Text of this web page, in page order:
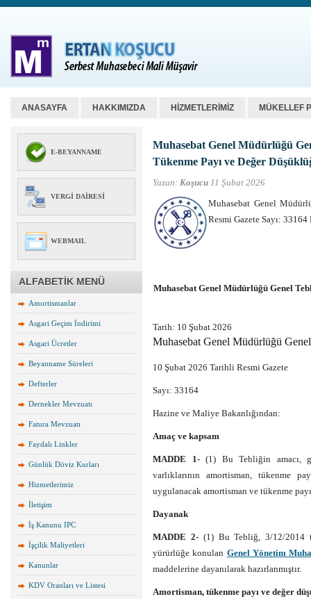
ANASAYFA HAKKIMIZDA HİZMETLERİMİZ MÜKELLEF
E-BEYANNAME
VERGI DAIRESI
WEBMAIL
ALFABETİK MENÜ
Amortismanlar
Asgari Geçim İndirimi
Asgari Ücretler
Beyanname Süreleri
Defterler
Dernekler Mevzuatı
Fatura Mevzuatı
Faydalı Linkler
Günlük Döviz Kurları
Hizmetlerimiz
İletişim
İş Kanunu IPC
İşçilik Maliyetleri
Kanunlar
KDV Oranları ve Listesi
Muhasebat Genel Müdürlüğü
Tükenme Payı ve Değer
Yazan: Koşucu 11 Şubat 2026
Muhasebat Genel
Resmi Gazete Sayı:
Muhasebat Genel Müdürlüğü Genel
Tarih: 10 Şubat 2026
Muhasebat Genel Müdürlüğü
10 Şubat 2026 Tarihli Resmi Gazete
Sayı: 33164
Hazine ve Maliye Bakanlığından:
Amaç ve kapsam
MADDE 1-(1) Bu Tebliğin amacı,
varlıklarının amortisman, tükenme
uygulanacak amortisman ve tükenme
Dayanak
MADDE 2- (1) Bu Tebliğ, 3/12/2014
yürürlüğe konulan Genel Yönetim
maddelerine dayanılarak hazırlanmıştır.
Amortisman, tükenme payı ve değer